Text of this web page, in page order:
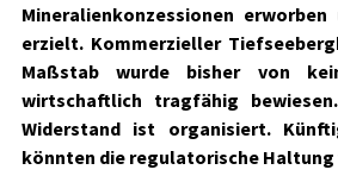
Mineralienkonzessionen
erzielt. Kommerzieller
Maßstab wurde bisher von
wirtschaftlich tragfähig
Widerstand ist organisiert.
könnten die regulatorische Haltung